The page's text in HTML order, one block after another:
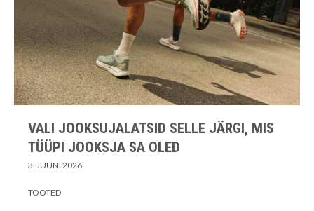
VALI JOOKSUJALATSID SELLE JÄRGI, MIS
TÜÜPI JOOKSJA SA OLED
3. JUUNI 2026
TOOTED